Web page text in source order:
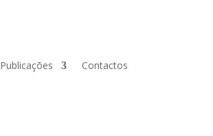
Publicações Contactos